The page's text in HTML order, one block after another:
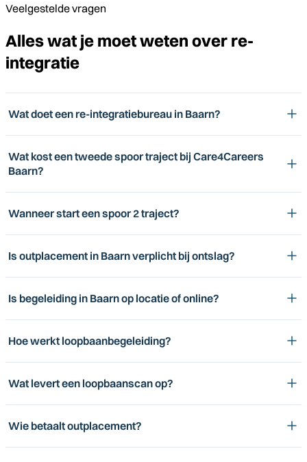
Veelgestelde vragen
Alles wat je moet weten over re-
integratie
Wat doet een re-integratiebureau in Baarn?
Wat kost een tweede spoor traject bij Care4Careers
Baarn?
Wanneer start een spoor 2 traject?
Is outplacement in Baarn verplicht bij ontslag?
Is begeleiding in Baarn op locatie of online?
Hoe werkt loopbaanbegeleiding?
Wat levert een loopbaanscan op?
Wie betaalt outplacement?